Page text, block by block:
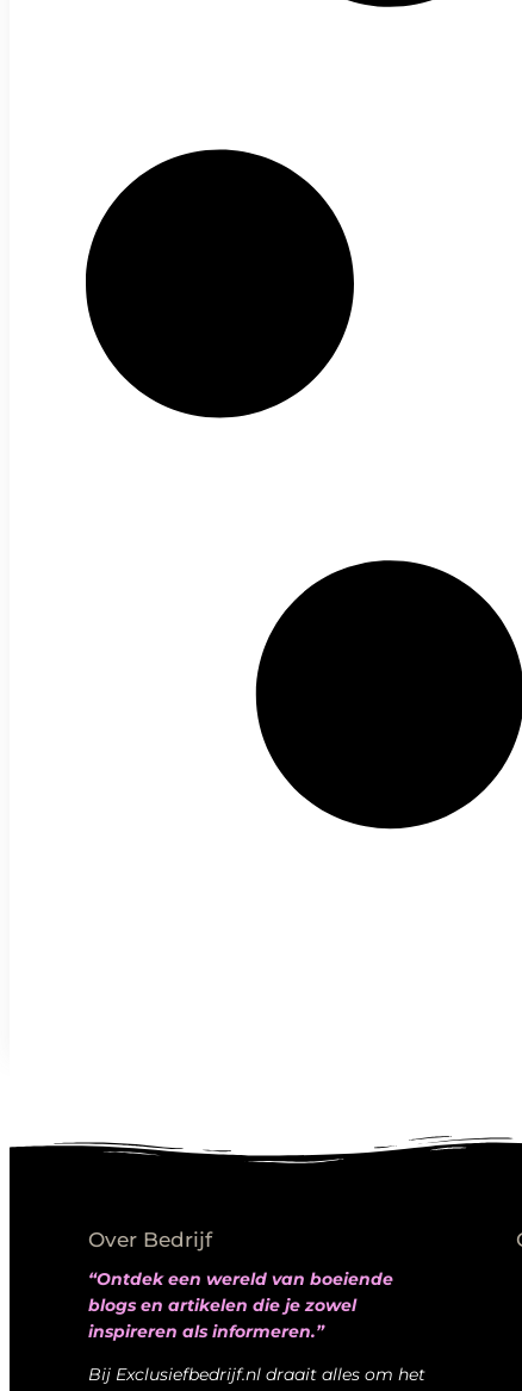
Over Bedrijf
“Ontdek een wereld van boeiende
blogs en artikelen die je zowel
inspireren als informeren.”
Bij Exclusiefbedrijf.nl draait alles om het